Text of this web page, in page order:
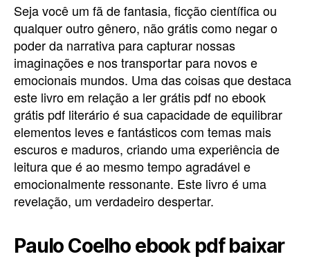
Seja você um fã de fantasia, ficção científica ou
qualquer outro gênero, não grátis como negar o
poder da narrativa para capturar nossas
imaginações e nos transportar para novos e
emocionais mundos. Uma das coisas que destaca
este livro em relação a ler grátis pdf no ebook
grátis pdf literário é sua capacidade de equilibrar
elementos leves e fantásticos com temas mais
escuros e maduros, criando uma experiência de
leitura que é ao mesmo tempo agradável e
emocionalmente ressonante. Este livro é uma
revelação, um verdadeiro despertar.
Paulo Coelho ebook pdf baixar